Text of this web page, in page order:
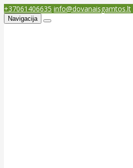
+37061406635 info@dovanaisgamtos.lt
Navigacija